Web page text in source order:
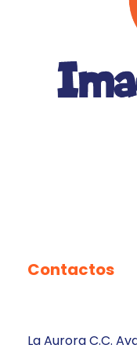
Contactos
La Aurora C.C.